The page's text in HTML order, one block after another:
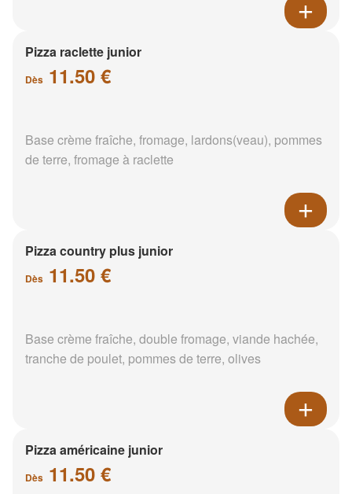
Pizza raclette junior
Dès 11.50 €
Base crème fraîche, fromage, lardons(veau), pommes
de terre, fromage à raclette
Pizza country plus junior
Dès 11.50 €
Base crème fraîche, double fromage, viande hachée,
tranche de poulet, pommes de terre, olives
Pizza américaine junior
Dès 11.50 €